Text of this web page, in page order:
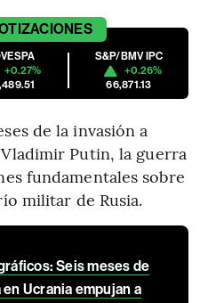
+0.27%
S&P/BMV IPC
+0.26%
66,871.13
de la invasión a
Putin, la guerra
fundamentales sobre
militar de Rusia.
Seis meses de
Ucrania empujan a